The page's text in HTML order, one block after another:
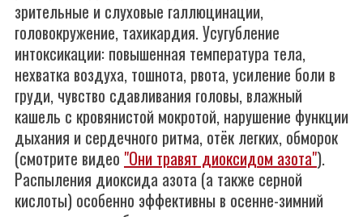
зрительные и слуховые галлюцинации,
головокружение, тахикардия. Усугубление
интоксикации: повышенная температура тела,
нехватка воздуха, тошнота, рвота, усиление боли в
груди, чувство сдавливания головы, влажный
кашель с кровянистой мокротой, нарушение функции
дыхания и сердечного ритма, отёк легких, обморок
(смотрите видео "Они травят диоксидом азота").
Распыления диоксида азота (а также серной
кислоты) особенно эффективны в осенне-зимний